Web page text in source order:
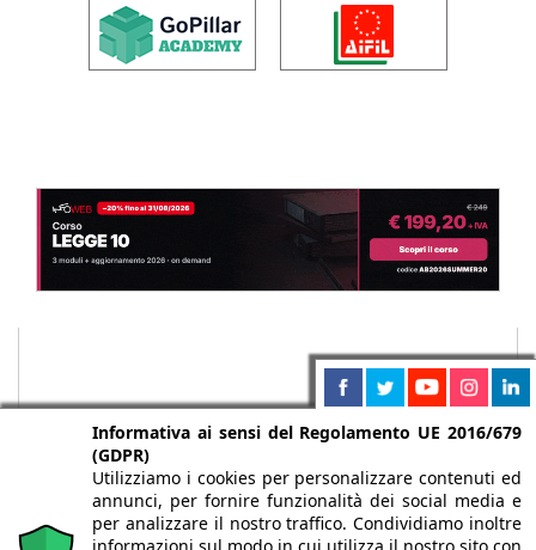
Informativa ai sensi del Regolamento UE 2016/679
(GDPR)
Utilizziamo i cookies per personalizzare contenuti ed
annunci, per fornire funzionalità dei social media e
per analizzare il nostro traffico. Condividiamo inoltre